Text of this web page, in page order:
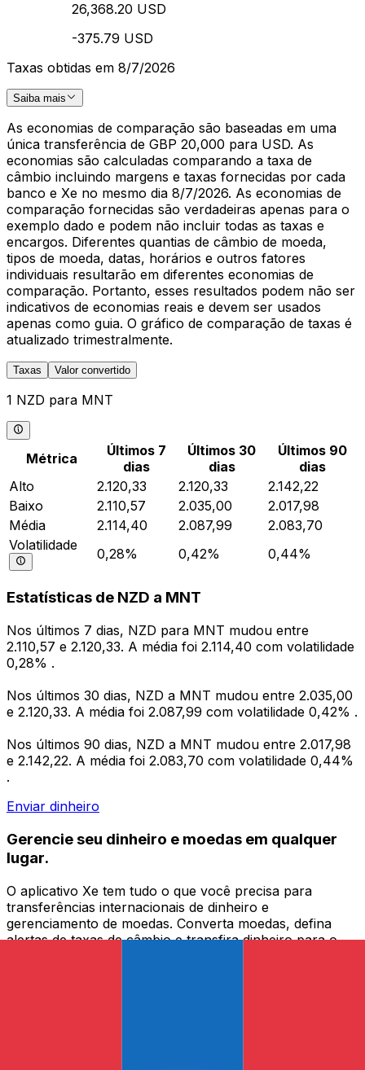
26,368.20 USD
-375.79 USD
Taxas obtidas em 8/7/2026
Saiba mais
As economias de comparação são baseadas em uma
única transferência de GBP 20,000 para USD. As
economias são calculadas comparando a taxa de
câmbio incluindo margens e taxas fornecidas por cada
banco e Xe no mesmo dia 8/7/2026. As economias de
comparação fornecidas são verdadeiras apenas para o
exemplo dado e podem não incluir todas as taxas e
encargos. Diferentes quantias de câmbio de moeda,
tipos de moeda, datas, horários e outros fatores
individuais resultarão em diferentes economias de
comparação. Portanto, esses resultados podem não ser
indicativos de economias reais e devem ser usados
apenas como guia. O gráfico de comparação de taxas é
atualizado trimestralmente.
Taxas Valor convertido
1 NZD para MNT
Métrica
Últimos 7
dias
Últimos 30
dias
Últimos 90
dias
Alto
2.120,33 2.120,33
2.142,22
Baixo
2.110,57 2.035,00
2.017,98
Média
2.114,40 2.087,99
2.083,70
Volatilidade
0,28% 0,42% 0,44%
Estatísticas de NZD a MNT
Nos últimos 7 dias, NZD para MNT mudou entre
2.110,57 e 2.120,33. A média foi 2.114,40 com volatilidade
0,28% .
Nos últimos 30 dias, NZD a MNT mudou entre 2.035,00
e 2.120,33. A média foi 2.087,99 com volatilidade 0,42% .
Nos últimos 90 dias, NZD a MNT mudou entre 2.017,98
e 2.142,22. A média foi 2.083,70 com volatilidade 0,44%
.
Enviar dinheiro
Gerencie seu dinheiro e moedas em qualquer
lugar.
O aplicativo Xe tem tudo o que você precisa para
transferências internacionais de dinheiro e
gerenciamento de moedas. Converta moedas, defina
alertas de taxas de câmbio e transfira dinheiro para o